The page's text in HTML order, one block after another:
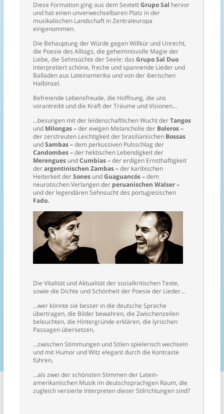
Diese Formation ging aus dem SextettGrupo Sal hervor
und hat einen unverwechselbaren Platz in der
musikalischen Landschaft in Zentraleuropa
eingenommen.
Die Behauptung der Würde gegen Willkür und Unrecht,
die Poesie des Alltags, die geheimnisvolle Magie der
Liebe, die Sehnsüchte der Seele: das Grupo Sal Duo
interpretiert schöne, freche und spannende Lieder und
Balladen aus Lateinamerika und von der iberischen
Halbinsel.
Befreiende Lebensfreude, die Hoffnung, die uns
vorantreibt und die Kraft der Träume und Visionen…
…besungen mit der leidenschaftlichen Wucht derTangos
und Milongas –der ewigen Melancholie der Boleros –
der zerstreuten Leichtigkeit der brasilianischen Bossas
undSambas –dem perkussiven Pulsschlag der
Candombes –der hektischen Lebendigkeit der
MerenguesundCumbias –der erdigen Ernsthaftigkeit
derargentinischen Zambas –der karibischen
Heiterkeit derSones undGuaguancós –dem
neurotischen Verlangen der peruanischen Walser –
und der legendären Sehnsucht des portugiesischen
Fado.
Die Vitalität und Aktualität der sozialkritischen Texte,
sowie die Dichte und Schönheit der Poesie der Lieder…
…wer könnte sie besser in die deutsche Sprache
übertragen, die Bilder bewahren, die Zwischenzeilen
beleuchten, die Hintergründe erklären, die lyrischen
Passagen übersetzen,
…zwischen Stimmungen und Stilen spielerisch wechseln
und mit Humor und Witz elegant durch die Kontraste
führen,
…als zwei der schönsten Stimmen der Latein-
amerikanischen Musik im deutschsprachigen Raum, die
zugleich versierte Interpreten dieser Stilrichtungen sind?